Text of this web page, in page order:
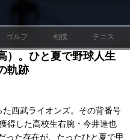
ゴルフ 相撲 テニス
）。ひと夏で野球人生
軌跡
西武ライオンズ。その背番号
得した高校生右腕・今井達也
った存在が、たったひと夏で甲